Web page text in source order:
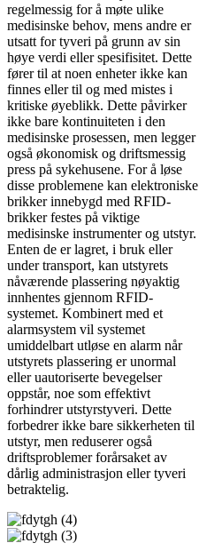
regelmessig for å møte ulike
medisinske behov, mens andre er
utsatt for tyveri på grunn av sin
høye verdi eller spesifisitet. Dette
fører til at noen enheter ikke kan
finnes eller til og med mistes i
kritiske øyeblikk. Dette påvirker
ikke bare kontinuiteten i den
medisinske prosessen, men legger
også økonomisk og driftsmessig
press på sykehusene. For å løse
disse problemene kan elektroniske
brikker innebygd med RFID-
brikker festes på viktige
medisinske instrumenter og utstyr.
Enten de er lagret, i bruk eller
under transport, kan utstyrets
nåværende plassering nøyaktig
innhentes gjennom RFID-
systemet. Kombinert med et
alarmsystem vil systemet
umiddelbart utløse en alarm når
utstyrets plassering er unormal
eller uautoriserte bevegelser
oppstår, noe som effektivt
forhindrer utstyrstyveri. Dette
forbedrer ikke bare sikkerheten til
utstyr, men reduserer også
driftsproblemer forårsaket av
dårlig administrasjon eller tyveri
betraktelig.